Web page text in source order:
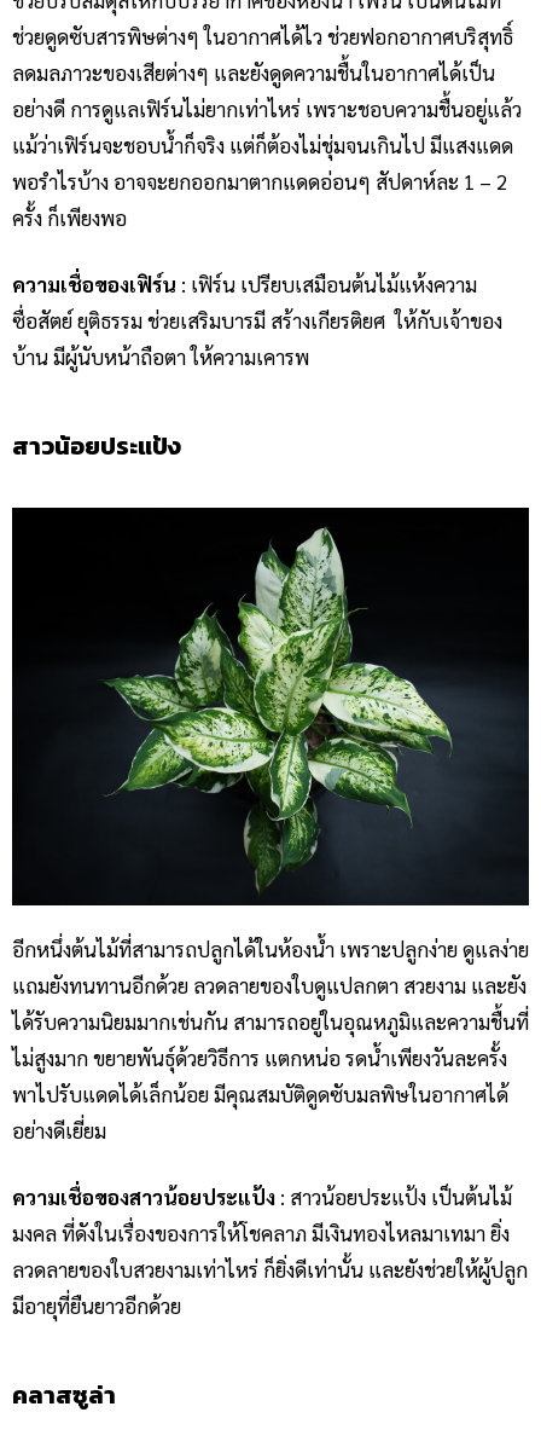
ช่วยดูดซับสารพิษต่างๆ ในอากาศได้ไว ช่วยฟอกอากาศบริสุทธิ์
ลดมลภาวะของเสียต่างๆ และยังดูดความชื้นในอากาศได้เป็น
อย่างดี การดูแลเฟิร์นไม่ยากเท่าไหร่ เพราะชอบความชื้นอยู่แล้ว
แม้ว่าเฟิร์นจะชอบน้ำก็จริง แต่ก็ต้องไม่ชุ่มจนเกินไป มีแสงแดด
พอรำไรบ้าง อาจจะยกออกมาตากแดดอ่อนๆ สัปดาห์ละ 1 – 2
ครั้ง ก็เพียงพอ
ความเชื่อของเฟิร์น : เฟิร์น เปรียบเสมือนต้นไม้แห้งความ
ซื่อสัตย์ ยุติธรรม ช่วยเสริมบารมี สร้างเกียรติยศ ให้กับเจ้าของ
บ้าน มีผู้นับหน้าถือตา ให้ความเคารพ
สาวน้อยประแป้ง
อีกหนึ่งต้นไม้ที่สามารถปลูกได้ในห้องน้ำ เพราะปลูกง่าย ดูแลง่าย
แถมยังทนทานอีกด้วย ลวดลายของใบดูแปลกตา สวยงาม และยัง
ได้รับความนิยมมากเช่นกัน สามารถอยู่ในอุณหภูมิและความชื้นที่
ไม่สูงมาก ขยายพันธุ์ด้วยวิธีการ แตกหน่อ รดน้ำเพียงวันละครั้ง
พาไปรับแดดได้เล็กน้อย มีคุณสมบัติดูดซับมลพิษในอากาศได้
อย่างดีเยี่ยม
ความเชื่อของสาวน้อยประแป้ง : สาวน้อยประแป้ง เป็นต้นไม้
มงคล ที่ดังในเรื่องของการให้โชคลาภ มีเงินทองไหลมาเทมา ยิ่ง
ลวดลายของใบสวยงามเท่าไหร่ ก็ยิ่งดีเท่านั้น และยังช่วยให้ผู้ปลูก
มีอายุที่ยืนยาวอีกด้วย
คลาสซูล่า